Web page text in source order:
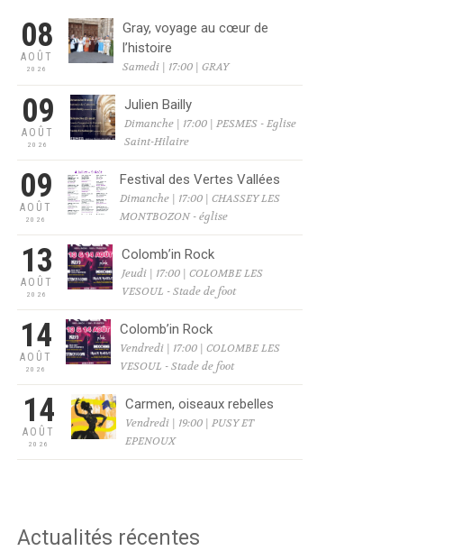
08
AOÛT
2026
Gray, voyage au cœur de
l’histoire
Samedi | 17:00 | GRAY
09
AOÛT
2026
Julien Bailly
Dimanche | 17:00 | PESMES - Eglise
Saint-Hilaire
09
AOÛT
2026
Festival des Vertes Vallées
Dimanche | 17:00 | CHASSEY LES
MONTBOZON - église
13
AOÛT
2026
Colomb’in Rock
Jeudi | 17:00 | COLOMBE LES
VESOUL - Stade de foot
14
AOÛT
2026
Colomb’in Rock
Vendredi | 17:00 | COLOMBE LES
VESOUL - Stade de foot
14
AOÛT
2026
Carmen, oiseaux rebelles
Vendredi | 19:00 | PUSY ET
EPENOUX
Actualités récentes